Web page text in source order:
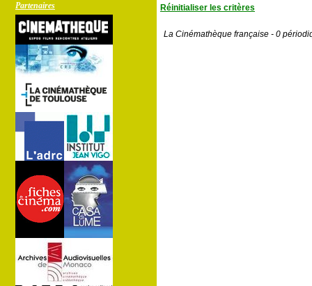
Partenaires
Réinitialiser les critères
La Cinémathèque française - 0